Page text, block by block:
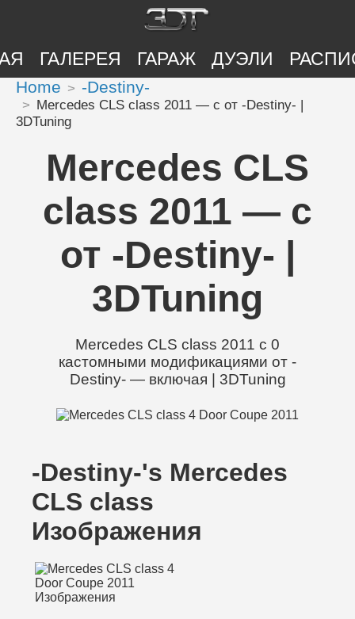
ГАЛЕРЕЯ ГАРАЖ ДУЭЛИ
Home -Destiny-
Mercedes CLS class 2011 — с от -Destiny- |
3DTuning
Mercedes CLS
class 2011 — с
от -Destiny- |
3DTuning
Mercedes CLS class 2011 с 0
кастомными модификациями от -
Destiny- — включая | 3DTuning
-Destiny-'s Mercedes
CLS class
Изображения